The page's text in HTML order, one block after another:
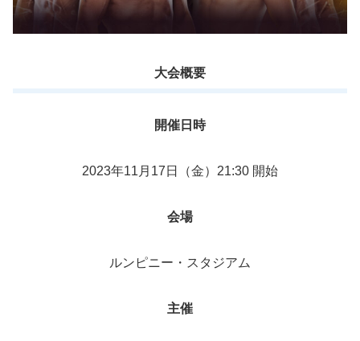
大会概要
開催日時
2023年11月17日（金）21:30 開始
会場
ルンピニー・スタジアム
主催